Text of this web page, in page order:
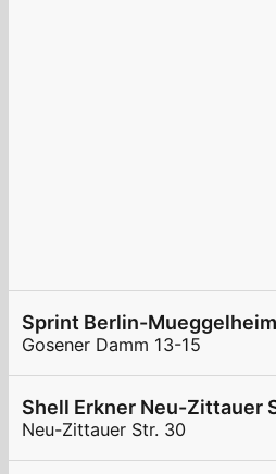
Gosener Damm 13-15
Shell Erkner Neu-Zittauer
Neu-Zittauer Str. 30